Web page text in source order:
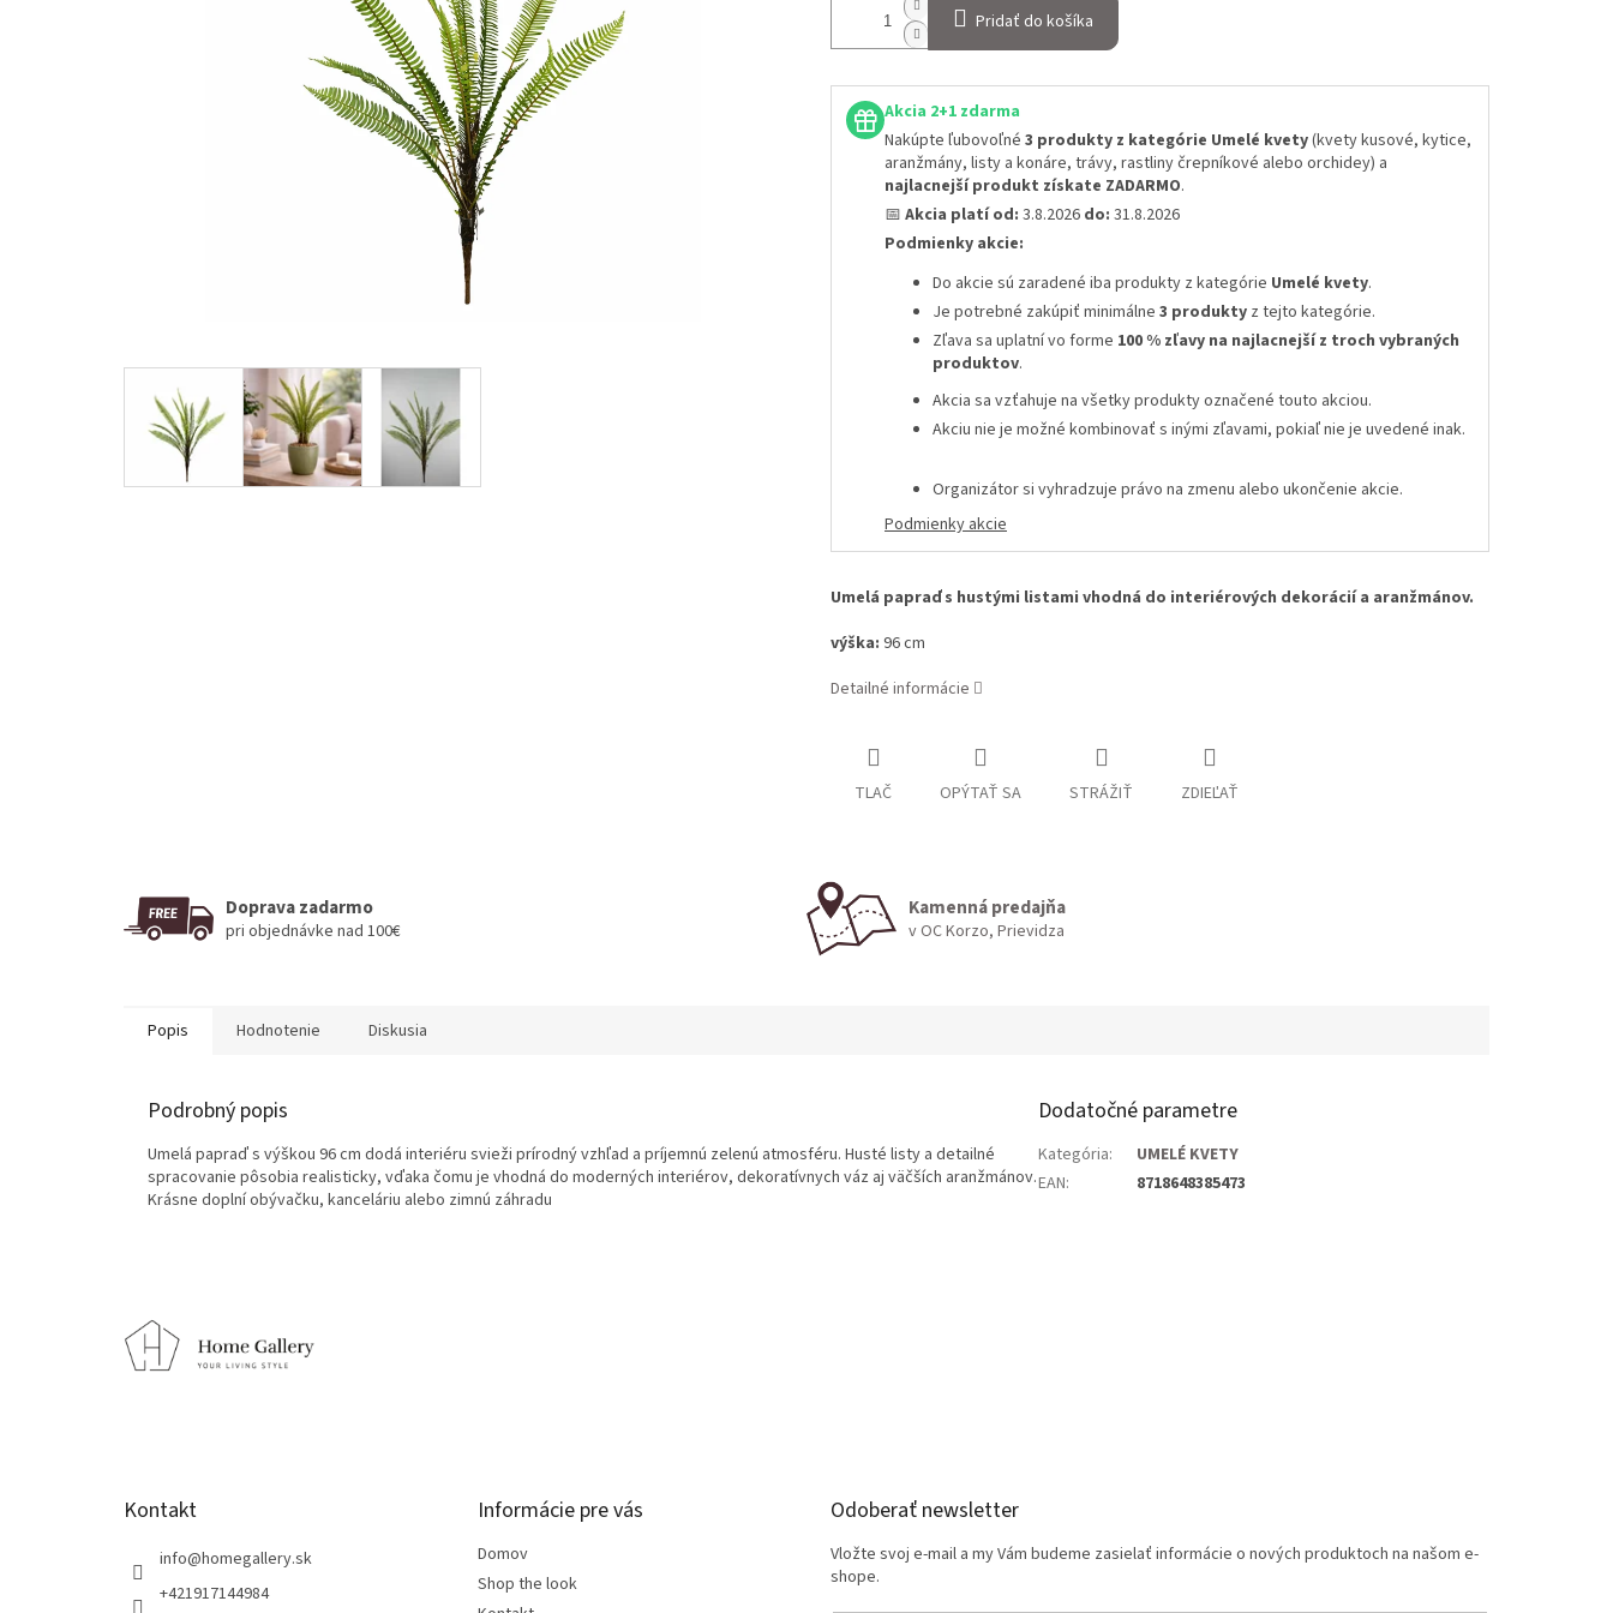
Pridať do košíka
Akcia 2+1 zdarma
Nakúpte ľubovoľné 3 produkty z kategórie Umelé kvety(kvety kusové, kytice,
aranžmány, listy a konáre, trávy, rastliny črepníkové alebo orchidey) a
najlacnejší produkt získate ZADARMO.
📅 Akcia platí od: 3.8.2026 do: 31.8.2026
Podmienky akcie:
Do akcie sú zaradené iba produkty z kategórie Umelé kvety.
Je potrebné zakúpiť minimálne 3 produkty z tejto kategórie.
Zľava sa uplatní vo forme 100 % zľavy na najlacnejší z troch vybraných
produktov.
Akcia sa vzťahuje na všetky produkty označené touto akciou.
Akciu nie je možné kombinovať s inými zľavami, pokiaľ nie je uvedené inak.
Organizátor si vyhradzuje právo na zmenu alebo ukončenie akcie.
Podmienky akcie
Umelá papraď s hustými listami vhodná do interiérových dekorácií a aranžmánov.
výška: 96 cm
Detailné informácie
TLAČ OPÝTAŤ SA STRÁŽIŤ ZDIEĽAŤ
Doprava zadarmo
pri objednávke nad 100€
Kamenná predajňa
v OC Korzo, Prievidza
Popis Hodnotenie Diskusia
Podrobný popis
Umelá papraď s výškou 96 cm dodá interiéru svieži prírodný vzhľad a príjemnú zelenú atmosféru. Husté listy a detailné
spracovanie pôsobia realisticky, vďaka čomu je vhodná do moderných interiérov, dekoratívnych váz aj väčších aranžmánov.
Krásne doplní obývačku, kanceláriu alebo zimnú záhradu
Dodatočné parametre
Kategória:
UMELÉ KVETY
EAN: 8718648385473
Kontakt
info@homegallery.sk
+421917144984
Informácie pre vás
Domov
Shop the look
Odoberať newsletter
Vložte svoj e-mail a my Vám budeme zasielať informácie o nových produktoch na našom e-
shope.